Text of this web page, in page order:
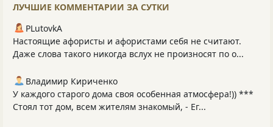
ЛУЧШИЕ КОММЕНТАРИИ ЗА СУТКИ
PLutоvkА
Настоящие афористы и афористами себя не считают.
Даже слова такого никогда вслух не произносят по о...
Владимир Кириченко
У каждого старого дома своя особенная атмосфера!)) ***
Стоял тот дом, всем жителям знакомый, - Ег...